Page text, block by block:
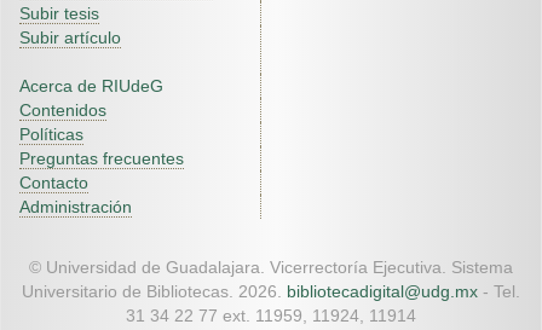
Subir tesis
Subir artículo
Acerca de RIUdeG
Contenidos
Políticas
Preguntas frecuentes
Contacto
Administración
© Universidad de Guadalajara. Vicerrectoría Ejecutiva. Sistema
Universitario de Bibliotecas. 2026. bibliotecadigital@udg.mx - Tel.
31 34 22 77 ext. 11959, 11924, 11914